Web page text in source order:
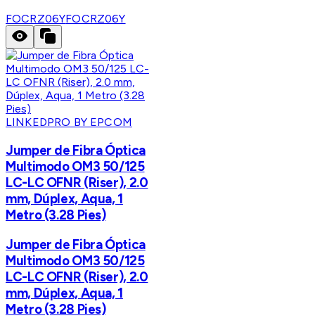
FOCRZ06YFOCRZ06Y
LINKEDPRO BY EPCOM
Jumper de Fibra Óptica
Multimodo OM3 50/125
LC-LC OFNR (Riser), 2.0
mm, Dúplex, Aqua, 1
Metro (3.28 Pies)
Jumper de Fibra Óptica
Multimodo OM3 50/125
LC-LC OFNR (Riser), 2.0
mm, Dúplex, Aqua, 1
Metro (3.28 Pies)